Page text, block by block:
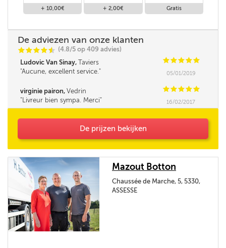
+ 10,00€
+ 2,00€
Gratis
De adviezen van onze klanten
CCCCi
@ (4.8/5 op 409 advies)
Ludovic Van Sinay, Taviers CCCCC
Aucune, excellent service.
05/01/2019
virginie pairon, Vedrin CCCCC
Livreur bien sympa. Merci
16/02/2017
De prijzen bekijken
Mazout Botton
Chaussée de Marche, 5, 5330,
ASSESSE